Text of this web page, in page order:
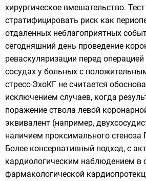
хирургическое вмешательство.
стратифицировать риск как
отдаленных неблагоприятных
сегодняшний день проведение
реваскуляризации перед
сосудах у больных с
стресс-ЭхоКГ не считается
исключением случаев, когда
поражение ствола левой
эквивалент (например,
наличием проксимального
Более консервативный подход, c
кардиологическим наблюдением в
фармакологической